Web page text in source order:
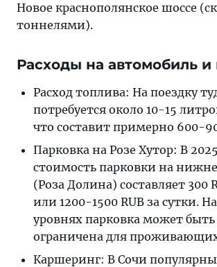
Новое краснополянское шоссе
тоннелями).
Расходы на автомобиль и
Расход топлива: На поездку
потребуется около 10-15
что составит примерно 600-
Парковка на Розе Хутор: В
стоимость парковки на
(Роза Долина) составляет 300
или 1200-1500 RUB за сутки.
уровнях парковка может
ограничена для
Каршеринг: В Сочи